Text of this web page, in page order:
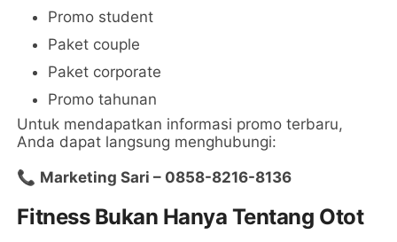
Promo student
Paket couple
Paket corporate
Promo tahunan
Untuk mendapatkan informasi promo terbaru,
Anda dapat langsung menghubungi:
📞 Marketing Sari – 0858-8216-8136
Fitness Bukan Hanya Tentang Otot